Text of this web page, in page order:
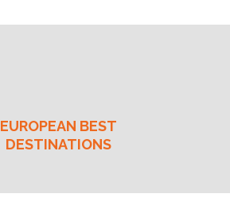
EUROPEAN BEST
DESTINATIONS